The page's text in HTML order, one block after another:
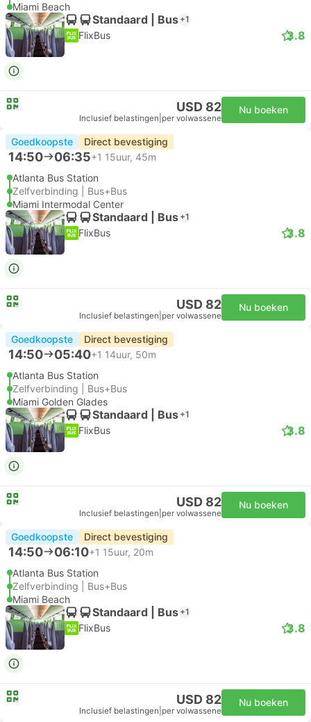
Miami Beach
Standaard | Bus +1
FlixBus 3.8
USD 82
Inclusief belastingen per volwassene
Nu boeken
Goedkoopste Direct bevestiging
14:50 06:35+1 15uur, 45m
Atlanta Bus Station
Zelfverbinding | Bus+Bus
Miami Intermodal Center
Standaard | Bus +1
FlixBus 3.8
USD 82
Inclusief belastingen per volwassene
Nu boeken
Goedkoopste Direct bevestiging
14:50 05:40+1 14uur, 50m
Atlanta Bus Station
Zelfverbinding | Bus+Bus
Miami Golden Glades
Standaard | Bus +1
FlixBus 3.8
USD 82
Inclusief belastingen per volwassene
Nu boeken
Goedkoopste Direct bevestiging
14:50 06:10+1 15uur, 20m
Atlanta Bus Station
Zelfverbinding | Bus+Bus
Miami Beach
Standaard | Bus +1
FlixBus 3.8
USD 82
Inclusief belastingen per volwassene
Nu boeken